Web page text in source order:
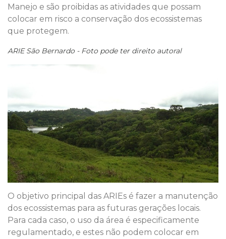
Manejo e são proibidas as atividades que possam
colocar em risco a conservação dos ecossistemas
que protegem.
ARIE São Bernardo - Foto pode ter direito autoral
O objetivo principal das ARIEs é fazer a manutenção
dos ecossistemas para as futuras gerações locais.
Para cada caso, o uso da área é especificamente
regulamentado, e estes não podem colocar em